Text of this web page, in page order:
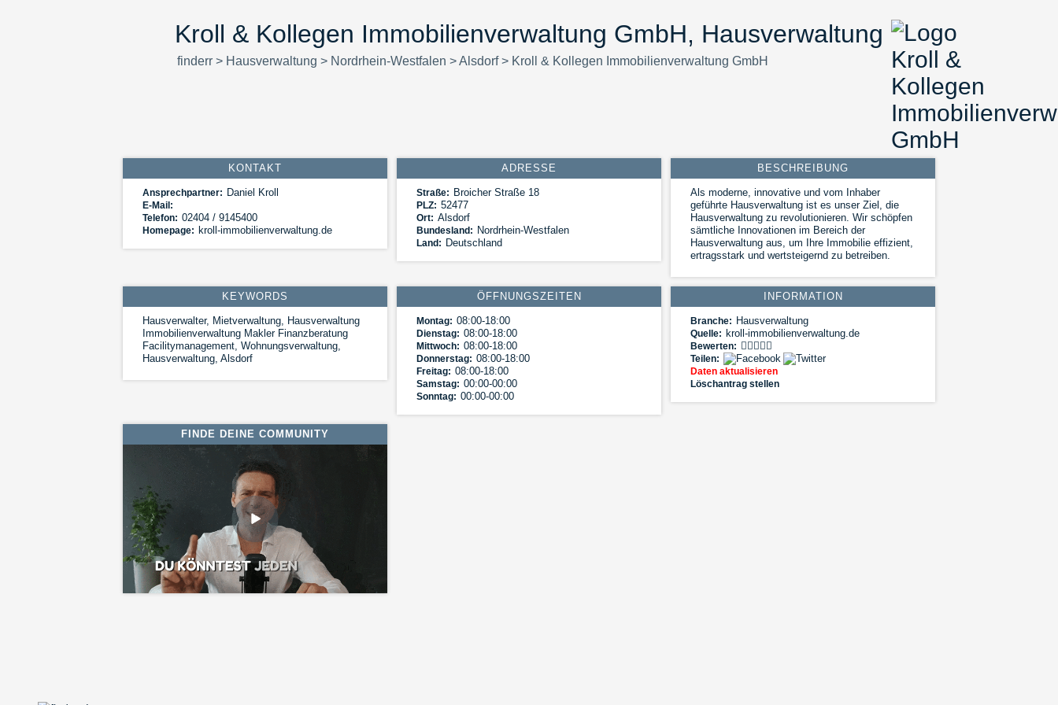
Kroll & Kollegen Immobilienverwaltung GmbH, Hausverwaltung
finderr > Hausverwaltung > Nordrhein-Westfalen >Alsdorf> Kroll & Kollegen Immobilienverwaltung GmbH
KONTAKT
Ansprechpartner: Daniel Kroll
E-Mail:
Telefon: 02404 / 9145400
Homepage: kroll-immobilienverwaltung.de
ADRESSE
Straße: Broicher Straße 18
PLZ: 52477
Ort: Alsdorf
Bundesland: Nordrhein-Westfalen
Land: Deutschland
BESCHREIBUNG
Als moderne, innovative und vom Inhaber
geführte Hausverwaltung ist es unser Ziel, die
Hausverwaltung zu revolutionieren. Wir schöpfen
sämtliche Innovationen im Bereich der
Hausverwaltung aus, um Ihre Immobilie effizient,
ertragsstark und wertsteigernd zu betreiben.
KEYWORDS
Hausverwalter, Mietverwaltung, Hausverwaltung
Immobilienverwaltung Makler Finanzberatung
Facilitymanagement, Wohnungsverwaltung,
Hausverwaltung, Alsdorf
ÖFFNUNGSZEITEN
Montag: 08:00-18:00
Dienstag: 08:00-18:00
Mittwoch: 08:00-18:00
Donnerstag: 08:00-18:00
Freitag: 08:00-18:00
Samstag: 00:00-00:00
Sonntag: 00:00-00:00
INFORMATION
Branche: Hausverwaltung
Quelle: kroll-immobilienverwaltung.de
Bewerten:
Teilen:
Daten aktualisieren
Löschantrag stellen
FINDE DEINE COMMUNITY